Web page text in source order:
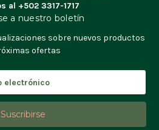
al +502 3317-1717
a nuestro boletín
sobre nuevos productos
ofertas